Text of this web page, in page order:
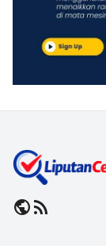
publicrss_feed